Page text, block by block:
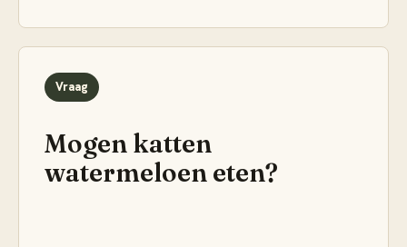
Vraag
Mogen katten
watermeloen eten?